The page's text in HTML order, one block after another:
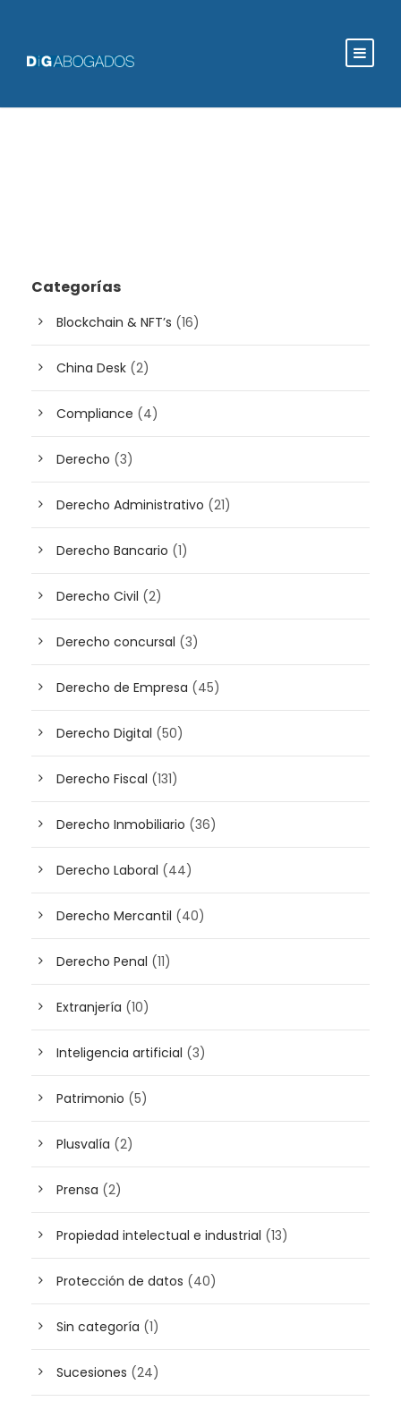
Categorías
Blockchain & NFT’s (16)
China Desk (2)
Compliance (4)
Derecho (3)
Derecho Administrativo (21)
Derecho Bancario (1)
Derecho Civil (2)
Derecho concursal (3)
Derecho de Empresa (45)
Derecho Digital (50)
Derecho Fiscal (131)
Derecho Inmobiliario (36)
Derecho Laboral (44)
Derecho Mercantil (40)
Derecho Penal (11)
Extranjería (10)
Inteligencia artificial (3)
Patrimonio (5)
Plusvalía (2)
Prensa (2)
Propiedad intelectual e industrial (13)
Protección de datos (40)
Sin categoría (1)
Sucesiones (24)